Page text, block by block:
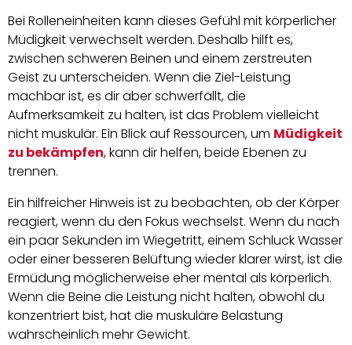
Bei Rolleneinheiten kann dieses Gefühl mit körperlicher
Müdigkeit verwechselt werden. Deshalb hilft es,
zwischen schweren Beinen und einem zerstreuten
Geist zu unterscheiden. Wenn die Ziel-Leistung
machbar ist, es dir aber schwerfällt, die
Aufmerksamkeit zu halten, ist das Problem vielleicht
nicht muskulär. Ein Blick auf Ressourcen, um Müdigkeit
zu bekämpfen, kann dir helfen, beide Ebenen zu
trennen.
Ein hilfreicher Hinweis ist zu beobachten, ob der Körper
reagiert, wenn du den Fokus wechselst. Wenn du nach
ein paar Sekunden im Wiegetritt, einem Schluck Wasser
oder einer besseren Belüftung wieder klarer wirst, ist die
Ermüdung möglicherweise eher mental als körperlich.
Wenn die Beine die Leistung nicht halten, obwohl du
konzentriert bist, hat die muskuläre Belastung
wahrscheinlich mehr Gewicht.